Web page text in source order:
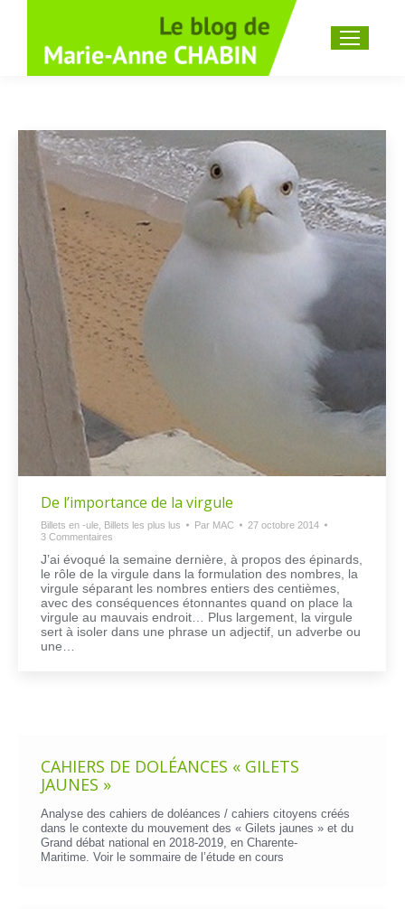
Recherche
De l’importance de la virgule
Billets en -ule Billets les plus lus Par MAC
27 octobre 2014
3 Commentaires
J’ai évoqué la semaine dernière, à propos des épinards,
le rôle de la virgule dans la formulation des nombres, la
virgule séparant les nombres entiers des centièmes,
avec des conséquences étonnantes quand on place la
virgule au mauvais endroit… Plus largement, la virgule
sert à isoler dans une phrase un adjectif, un adverbe ou
une…
CAHIERS DE DOLÉANCES « GILETS
JAUNES »
Analyse des cahiers de doléances / cahiers citoyens créés
dans le contexte du mouvement des « Gilets jaunes » et du
Grand débat national en 2018-2019, en Charente-
Maritime. Voir le sommaire de l’étude en cours